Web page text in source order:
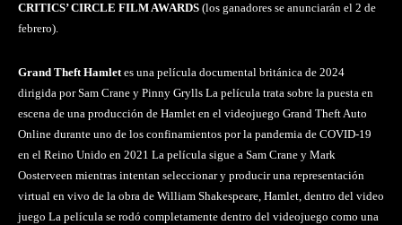
CRITICS’ CIRCLE FILM AWARDS (los ganadores se anunciarán el 2 de
febrero).
Grand Theft Hamletes una película documental británica de 2024
dirigida por Sam Crane y Pinny Grylls La película trata sobre la puesta en
escena de una producción de Hamlet en el videojuego Grand Theft Auto
Online durante uno de los confinamientos por la pandemia de COVID-19
en el Reino Unido en 2021 La película sigue a Sam Crane y Mark
Oosterveen mientras intentan seleccionar y producir una representación
virtual en vivo de la obra de William Shakespeare, Hamlet, dentro del video
juego La película se rodó completamente dentro del videojuego como una